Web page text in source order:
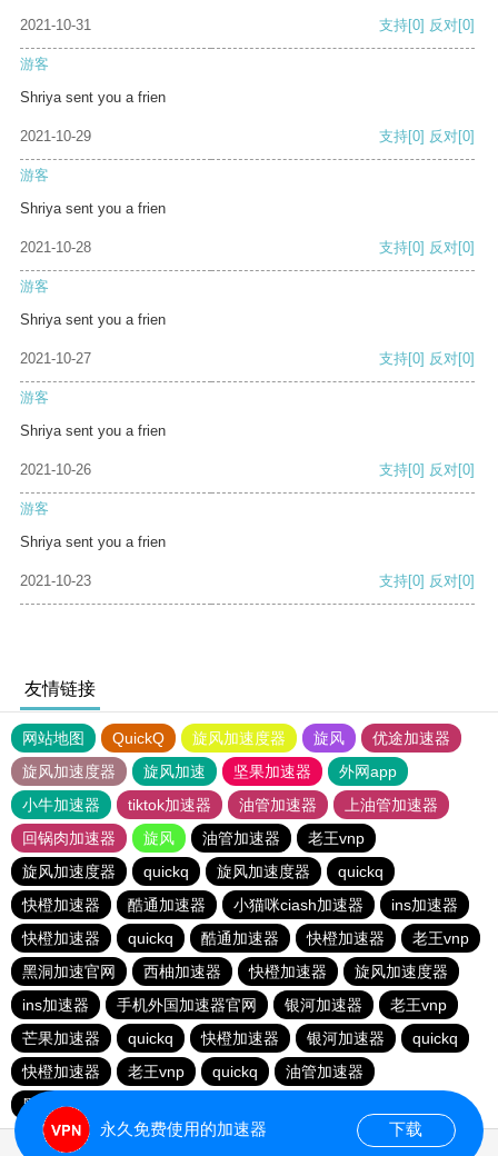
2021-10-31 支持[0] 反对[0]
游客
Shriya sent you a frien
2021-10-29 支持[0] 反对[0]
游客
Shriya sent you a frien
2021-10-28 支持[0] 反对[0]
游客
Shriya sent you a frien
2021-10-27 支持[0] 反对[0]
游客
Shriya sent you a frien
2021-10-26 支持[0] 反对[0]
游客
Shriya sent you a frien
2021-10-23 支持[0] 反对[0]
友情链接
网站地图 QuickQ 旋风加速度器 旋风
优途加速器
旋风加速度器
旋风加速 坚果加速器
外网app
小牛加速器
tiktok加速器 油管加速器
上油管加速器
回锅肉加速器
旋风 油管加速器
老王vnp
旋风加速度器
quickq 旋风加速度器
quickq
快橙加速器
酷通加速器 小猫咪ciash加速器
ins加速器
快橙加速器
quickq 酷通加速器 快橙加速器
老王vnp
黑洞加速官网
西柚加速器 快橙加速器
旋风加速度器
ins加速器
手机外国加速器官网 银河加速器
老王vnp
芒果加速器
quickq 快橙加速器 银河加速器
quickq
快橙加速器
老王vnp quickq
油管加速器
黑洞加速官网
永久免费使用的加速器 下载